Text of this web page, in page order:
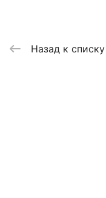
Назад к списку